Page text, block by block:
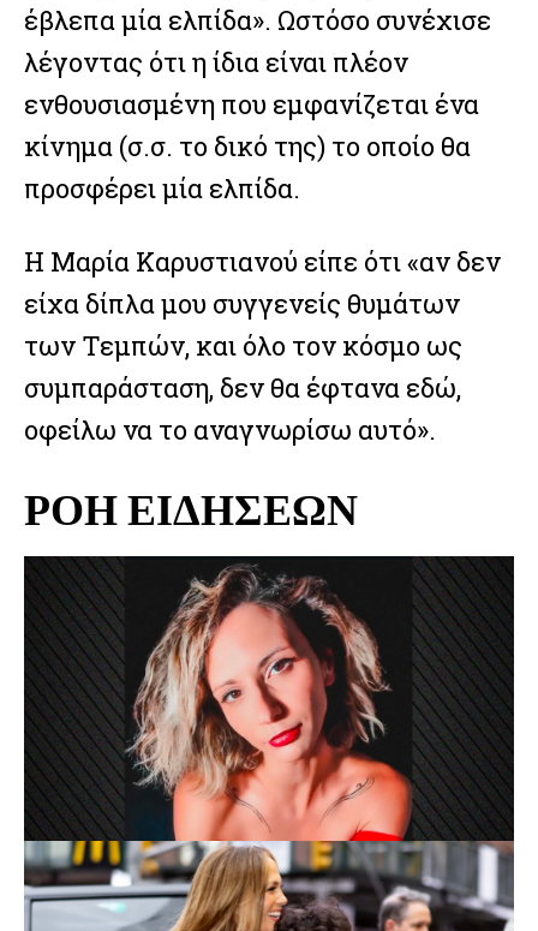
έβλεπα μία ελπίδα». Ωστόσο συνέχισε
λέγοντας ότι η ίδια είναι πλέον
ενθουσιασμένη που εμφανίζεται ένα
κίνημα (σ.σ. το δικό της) το οποίο θα
προσφέρει μία ελπίδα.
Η Μαρία Καρυστιανού είπε ότι «αν δεν
είχα δίπλα μου συγγενείς θυμάτων
των Τεμπών, και όλο τον κόσμο ως
συμπαράσταση, δεν θα έφτανα εδώ,
οφείλω να το αναγνωρίσω αυτό».
ΡΟΗ ΕΙΔΗΣΕΩΝ